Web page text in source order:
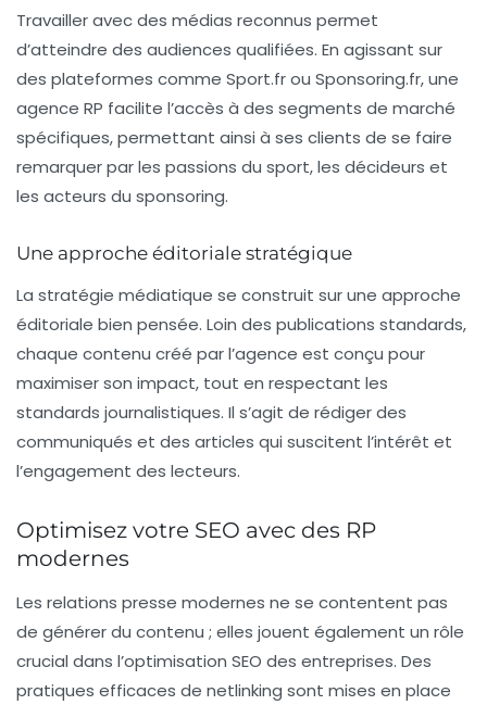
Travailler avec des médias reconnus permet
d’atteindre des audiences qualifiées. En agissant sur
des plateformes comme Sport.frou Sponsoring.fr, une
agence RP facilite l’accès à des segments de marché
spécifiques, permettant ainsi à ses clients de se faire
remarquer par les passions du sport, les décideurs et
les acteurs du sponsoring.
Une approche éditoriale stratégique
La stratégie médiatique se construit sur une approche
éditoriale bien pensée. Loin des publications standards,
chaque contenu créé par l’agence est conçu pour
maximiser son impact, tout en respectant les
standards journalistiques. Il s’agit de rédiger des
communiqués et des articles qui suscitent l’intérêt et
l’engagement des lecteurs.
Optimisez votre SEO avec des RP
modernes
Les relations presse modernes ne se contentent pas
de générer du contenu ; elles jouent également un rôle
crucial dans l’optimisation SEO des entreprises. Des
pratiques efficaces de netlinking sont mises en place